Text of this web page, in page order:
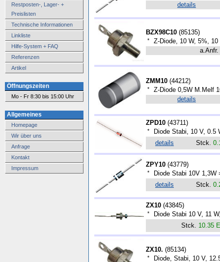
Restposten-, Lager- +
Preislisten
Technische Informationen
Linkliste
Hilfe-System + FAQ
Referenzen
Artikel
Öffnungszeiten
Mo - Fr 8:30 bis 15:00 Uhr
Allgemeines
Homepage
Wir über uns
Anfrage
Kontakt
Impressum
details
BZX98C10 (85135)
*
Z-Diode, 10 W, 5%, 10
a.Anfr.
ZMM10 (44212)
*
Z-Diode 0,5W M.Melf
details
ZPD10 (43711)
*
Diode Stabi, 10 V, 0.5
details
Stck.
ZPY10 (43779)
*
Diode Stabi 10V 1,3W
details
Stck.
ZX10 (43845)
*
Diode Stabi 10 V, 11
Stck. 10.35
ZX10. (85134)
*
Diode, Stabi, 10 V,